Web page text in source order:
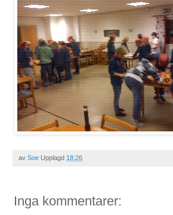
av Soe Upplagd 18:26
Inga kommentarer: